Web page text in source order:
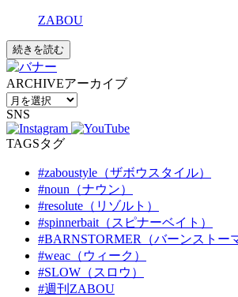
ZABOU
続きを読む
ARCHIVEアーカイブ
SNS
TAGSタグ
#zaboustyle（ザボウスタイル）
#noun（ナウン）
#resolute（リゾルト）
#spinnerbait（スピナーベイト）
#BARNSTORMER（バーンストー
#weac（ウィーク）
#SLOW（スロウ）
#週刊ZABOU